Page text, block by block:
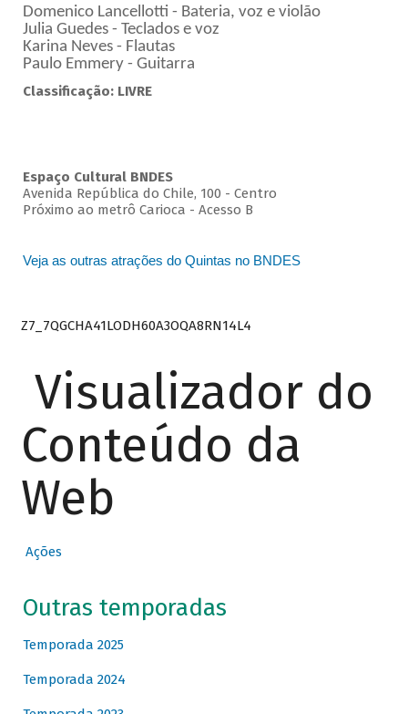
Domenico Lancellotti - Bateria, voz e violão
Julia Guedes - Teclados e voz
Karina Neves - Flautas
Paulo Emmery - Guitarra
Classificação: LIVRE
Espaço Cultural BNDES
Avenida República do Chile, 100 - Centro
Próximo ao metrô Carioca - Acesso B
Veja as outras atrações do Quintas no BNDES
Z7_7QGCHA41LODH60A3OQA8RN14L4
Visualizador do
Conteúdo da
Web
Ações
Outras temporadas
Temporada 2025
Temporada 2024